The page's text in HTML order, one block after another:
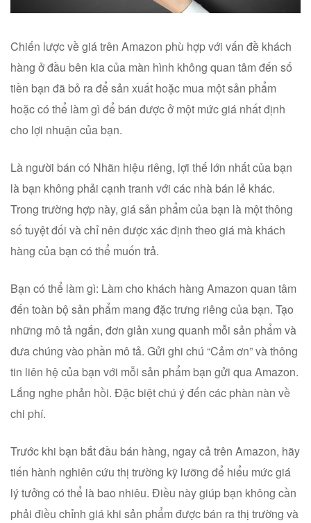
Chiến lược về giá trên Amazon phù hợp với vấn đề khách
hàng ở đầu bên kia của màn hình không quan tâm đến số
tiền bạn đã bỏ ra để sản xuất hoặc mua một sản phẩm
hoặc có thể làm gì để bán được ở một mức giá nhất định
cho lợi nhuận của bạn.
Là người bán có Nhãn hiệu riêng, lợi thế lớn nhất của bạn
là bạn không phải cạnh tranh với các nhà bán lẻ khác.
Trong trường hợp này, giá sản phẩm của bạn là một thông
số tuyệt đối và chỉ nên được xác định theo giá mà khách
hàng của bạn có thể muốn trả.
Bạn có thể làm gì: Làm cho khách hàng Amazon quan tâm
đến toàn bộ sản phẩm mang đặc trưng riêng của bạn. Tạo
những mô tả ngắn, đơn giản xung quanh mỗi sản phẩm và
đưa chúng vào phần mô tả. Gửi ghi chú “Cảm ơn” và thông
tin liên hệ của bạn với mỗi sản phẩm bạn gửi qua Amazon.
Lắng nghe phản hồi. Đặc biệt chú ý đến các phàn nàn về
chi phí.
Trước khi bạn bắt đầu bán hàng, ngay cả trên Amazon, hãy
tiến hành nghiên cứu thị trường kỹ lưỡng để hiểu mức giá
lý tưởng có thể là bao nhiêu. Điều này giúp bạn không cần
phải điều chỉnh giá khi sản phẩm được bán ra thị trường và